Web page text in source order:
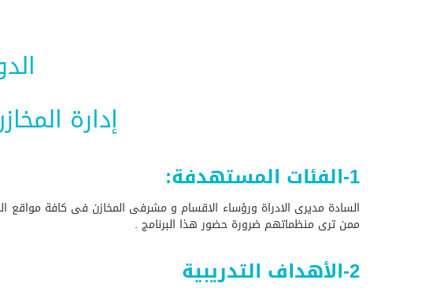
إدارة
1-الفئات المستهدفة:
السادة مديرى الادراة ورؤساء الاقسام و مشرفى المخازن فى كافة مواقع
ممن ترى منظماتهم ضرورة حضور هذا البرنامج .
2-الأهداف التدريبية